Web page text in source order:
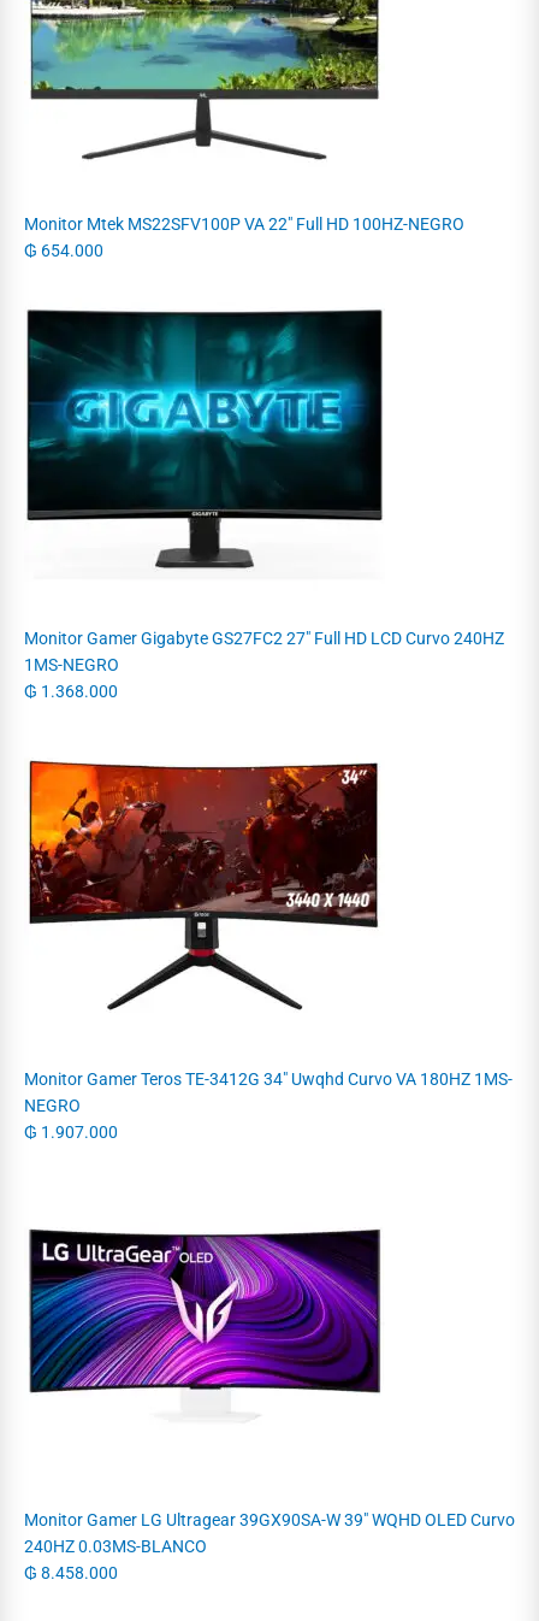
Monitor Mtek MS22SFV100P VA 22" Full HD 100HZ-NEGRO
₲ 654.000
Monitor Gamer Gigabyte GS27FC2 27" Full HD LCD Curvo 240HZ
1MS-NEGRO
₲ 1.368.000
Monitor Gamer Teros TE-3412G 34" Uwqhd Curvo VA 180HZ 1MS-
NEGRO
₲ 1.907.000
Monitor Gamer LG Ultragear 39GX90SA-W 39" WQHD OLED Curvo
240HZ 0.03MS-BLANCO
₲ 8.458.000